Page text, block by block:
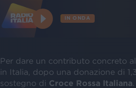
Per dare un contributo concreto
in Italia, dopo una donazione di
sostegno di Croce Rossa Italiana